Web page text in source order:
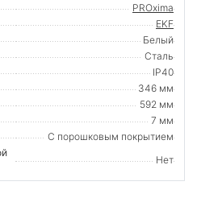
PROxima
EKF
Белый
Сталь
IP40
346 мм
592 мм
7 мм
С порошковым покрытием
Нет